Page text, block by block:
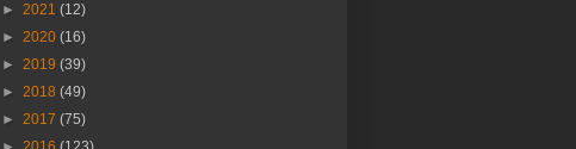
► 2021 (12)
► 2020 (16)
► 2019 (39)
► 2018 (49)
► 2017 (75)